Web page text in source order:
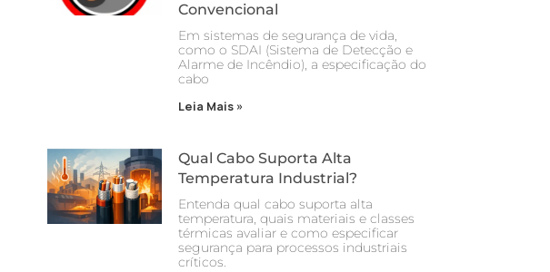
Convencional
Em sistemas de segurança de vida,
como o SDAI (Sistema de Detecção e
Alarme de Incêndio), a especificação do
cabo
Leia Mais »
Qual Cabo Suporta Alta
Temperatura Industrial?
Entenda qual cabo suporta alta
temperatura, quais materiais e classes
térmicas avaliar e como especificar
segurança para processos industriais
críticos.